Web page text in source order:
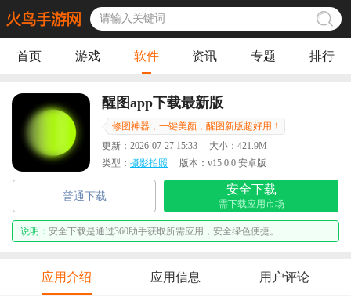
首页 游戏 软件 资讯 专题 排行
醒图app下载最新版
修图神器，一键美颜，醒图新版超好用！
更新： 2026-07-27 15:33 大小： 421.9M
类型： 摄影拍照 版本： v15.0.0 安卓版
普通下载
安全下载
需下载应用市场
说明： 安全下载是通过360助手获取所需应用，安全绿色便捷。
应用介绍 应用信息 用户评论